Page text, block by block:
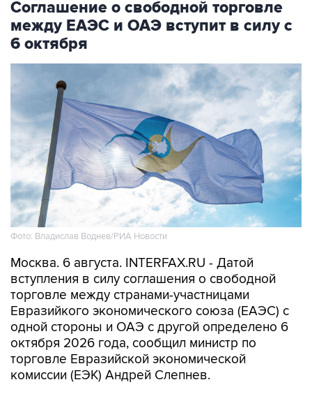
Соглашение о свободной торговле
между ЕАЭС и ОАЭ вступит в силу с
6 октября
Фото: Владислав Воднев/РИА Новости
Москва. 6 августа. INTERFAX.RU - Датой
вступления в силу соглашения о свободной
торговле между странами-участницами
Евразийкого экономического союза (ЕАЭС) с
одной стороны и ОАЭ с другой определено 6
октября 2026 года, сообщил министр по
торговле Евразийской экономической
комиссии (ЕЭК) Андрей Слепнев.